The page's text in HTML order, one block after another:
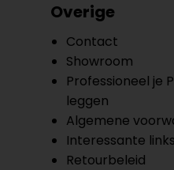
Overige
Contact
Showroom
Professioneel je
leggen
Algemene
Interessante links
Retourbeleid